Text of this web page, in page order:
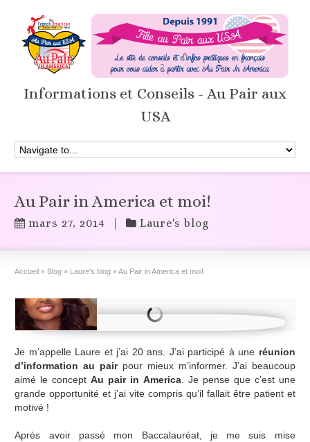
Informations et Conseils - Au Pair aux
USA
Au Pair in America et moi!
mars 27, 2014 Laure's blog
Accueil » Blog » Laure's blog »Au Pair in America et moi!
Je m’appelle Laure et j’ai 20 ans. J’ai participé à une réunion
d’information au pairpour mieux m’informer. J’ai beaucoup
aimé le conceptAu pair in America. Je pense que c’est une
grande opportunité et j’ai vite compris qu’il fallait être patient et
motivé !
Après avoir passé mon Baccalauréat, je me suis mise